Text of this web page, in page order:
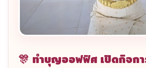
🎊 ทำบุญออฟฟิศ เปิดกิจก